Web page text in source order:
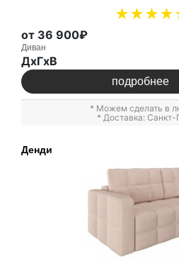
от 36 900₽
Диван
ДxГxВ
подробнее
* Можем сделать в
* Доставка: Санкт-
Денди